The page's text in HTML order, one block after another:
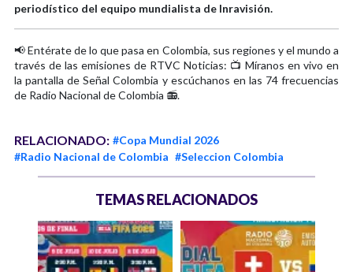
periodístico del equipo mundialista de Inravisión.
📢 Entérate de lo que pasa en Colombia, sus regiones y el mundo a
través de las emisiones de RTVC Noticias: 📺 Míranos en vivo en
la pantalla de Señal Colombia y escúchanos en las 74 frecuencias
de Radio Nacional de Colombia 📻.
RELACIONADO: #Copa Mundial 2026
#Radio Nacional de Colombia #Seleccion Colombia
TEMAS RELACIONADOS